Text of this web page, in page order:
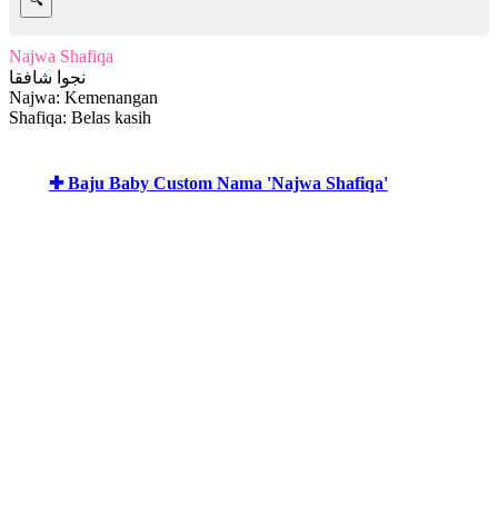
Najwa Shafiqa
نجوا شافقا
Najwa: Kemenangan
Shafiqa: Belas kasih
✚ Baju Baby Custom Nama 'Najwa Shafiqa'